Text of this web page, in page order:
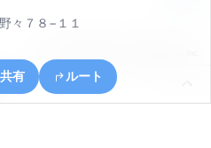
々７８−１１
共有 ルート